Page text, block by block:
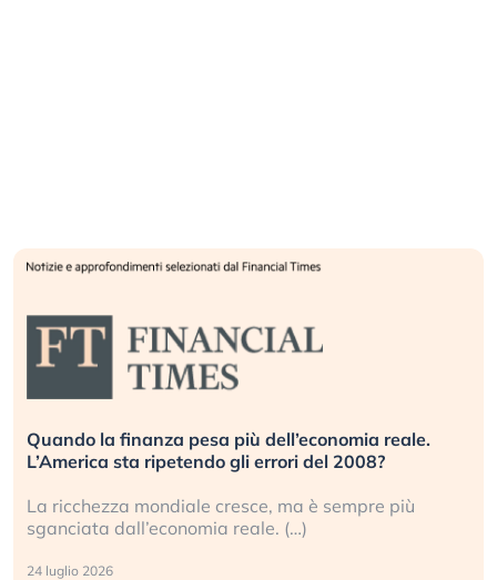
Quando la finanza pesa più dell’economia reale.
L’America sta ripetendo gli errori del 2008?
La ricchezza mondiale cresce, ma è sempre più
sganciata dall’economia reale. (…)
24 luglio 2026